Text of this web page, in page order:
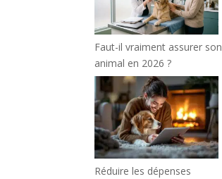
Faut-il vraiment assurer son
animal en 2026 ?
Réduire les dépenses